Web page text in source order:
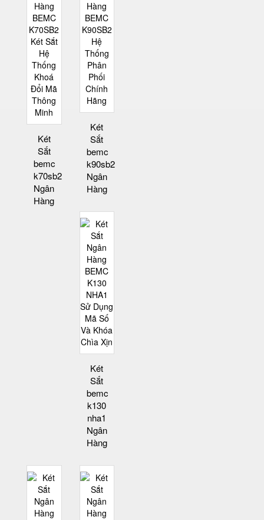
Két
Sắt
bemc
k70sb2
Ngân
Hàng
Két
Sắt
bemc
k90sb2
Ngân
Hàng
Két
Sắt
bemc
k130
nha1
Ngân
Hàng